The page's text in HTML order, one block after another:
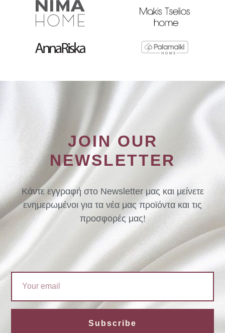
JOIN OUR
NEWSLETTER
Κάντε εγγραφή στο Newsletter μας και μείνετε
ενημερωμένοι για τα νέα μας προϊόντα και τις
προσφορές μας!
Subscribe